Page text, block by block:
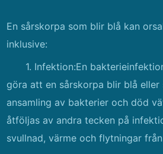
En sårskorpa som blir blå kan
inklusive:
1. Infektion:En
göra att en sårskorpa blir blå
ansamling av bakterier och död
åtföljas av andra tecken på
svullnad, värme och flytningar